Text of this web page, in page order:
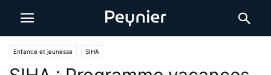
Enfance et jeunesse SIHA